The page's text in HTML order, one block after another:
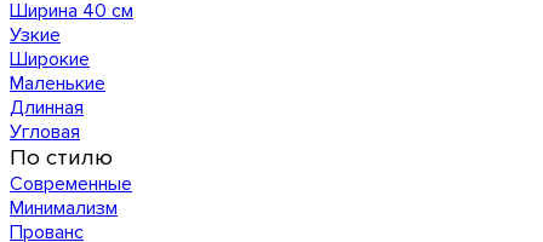
Ширина 40 см
Узкие
Широкие
Маленькие
Длинная
Угловая
По стилю
Современные
Минимализм
Прованс